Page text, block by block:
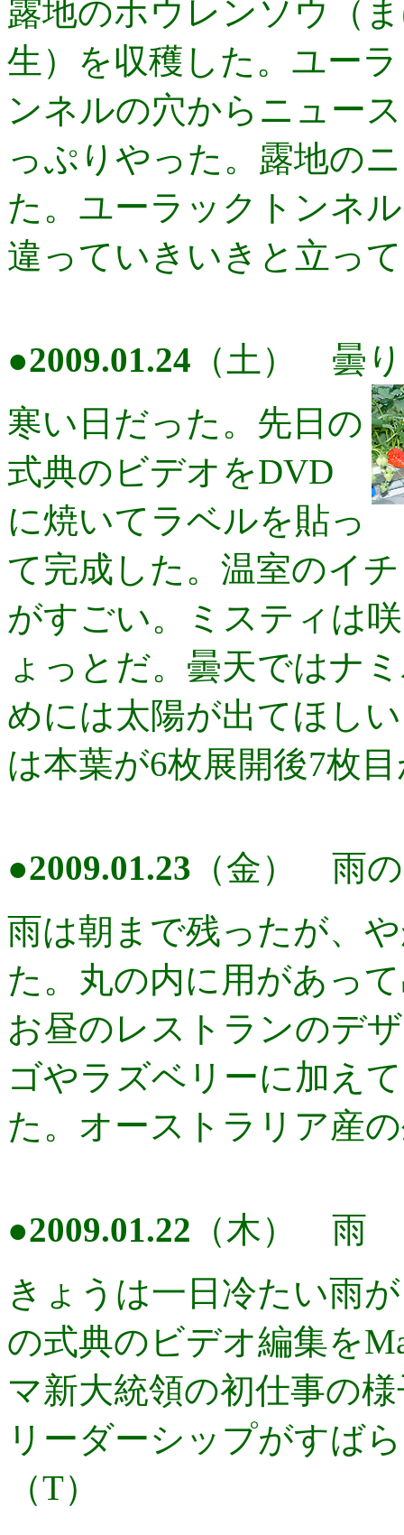
露地のホウレンソウ（
生）を収穫した。ユー
ンネルの穴からニュー
っぷりやった。露地の
た。ユーラックトンネ
違っていきいきと立っ
●2009.01.24 （土） 曇
寒い日だった。先日の
式典のビデオをDVD
に焼いてラベルを貼っ
て完成した。温室のイ
がすごい。ミスティは
ょっとだ。曇天ではナ
めには太陽が出てほし
は本葉が6枚展開後7枚
●2009.01.23 （金） 雨
雨は朝まで残ったが、
た。丸の内に用があっ
お昼のレストランのデ
ゴやラズベリーに加え
た。オーストラリア産
●2009.01.22 （木） 雨
きょうは一日冷たい雨
の式典のビデオ編集を
マ新大統領の初仕事の
リーダーシップがすば
（T）